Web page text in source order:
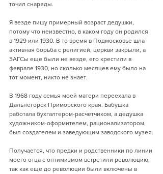
точил снаряды.
Я везде пишу примерный возраст дедушки,
потому что неизвестно, в каком году он родился
в 1929 или 1930. В то время в Подмосковье шла
активная борьба с религией, церкви закрыли, а
ЗАГСы еще были не везде, его крестили в
феврале 1930, но сколько месяцев ему было на
тот момент, никто не знает.
В 1968 году семья моей матери переехала в
Дальнегорск Приморского края. Бабушка
работала бухгалтером-расчетчиком, а дедушка
художником-оформителем, рационализатором,
был создателем и заведующим заводского музея.
Получается, что предки и родственники по линии
моего отца с оптимизмом встретили революцию,
так как еще до революции были включены в